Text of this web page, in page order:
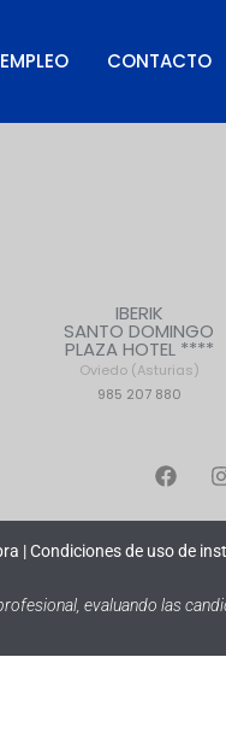
EMPLEO CONTACTO
IBERIK
SANTO DOMINGO
PLAZA HOTEL ****
Oviedo (Asturias)
985 207 880
|Condiciones de uso de
evaluando las